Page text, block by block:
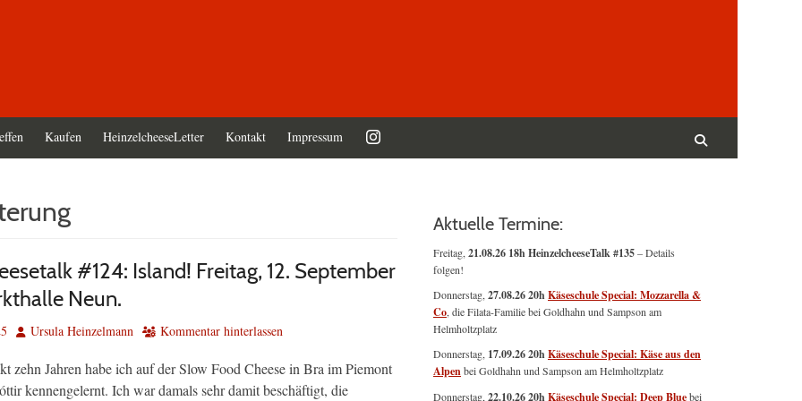
Kaufen HeinzelcheeseLetter Kontakt Impressum
#124: Island! Freitag, 12. September
Neun.
AutorUrsula Heinzelmann Kommentar hinterlassen
zehn Jahren habe ich auf der Slow Food Cheese in Bra im Piemont
kennengelernt. Ich war damals sehr damit beschäftigt, die
Aktuelle Termine:
Freitag, 21.08.26 18h HeinzelcheeseTalk #135– Details
folgen!
Donnerstag, 27.08.26 20hKäseschule Special: Mozzarella &
Co , die Filata-Familie bei Goldhahn und Sampson am
Helmholtzplatz
Donnerstag, 17.09.26 20hKäseschule Special: Käse aus den
Alpenbei Goldhahn und Sampson am Helmholtzplatz
Donnerstag, 22.10.26 20hKäseschule Special: Deep Bluebei